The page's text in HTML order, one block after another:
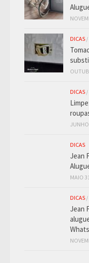
DICAS /
DICAS /
DICAS
Jean
MAIO
DICAS /
Jean